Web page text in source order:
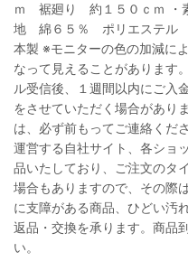
ｍ 裾廻り 約１５０ｃｍ
地 綿６５％ ポリエステル
本製 ※モニターの色の加減に
なって見えることがあります
ル受信後、１週間以内にご入
をさせていただく場合があり
は、必ず前もってご連絡くだ
運営する自社サイト、各ショ
品いたしており、ご注文のタ
場合もありますので、その際
に支障がある商品、ひどい汚
返品・交換を承ります。商品
い。